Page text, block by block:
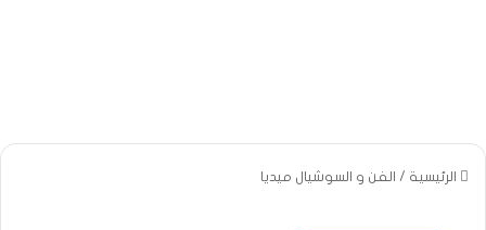
الرئيسية / الفن و السوشيال ميديا